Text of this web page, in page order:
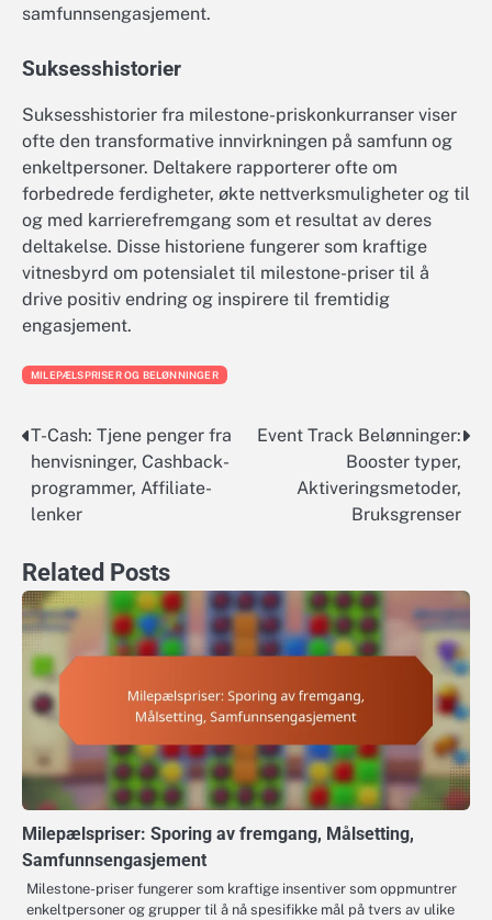
samfunnsengasjement.
Suksesshistorier
Suksesshistorier fra milestone-priskonkurranser viser
ofte den transformative innvirkningen på samfunn og
enkeltpersoner. Deltakere rapporterer ofte om
forbedrede ferdigheter, økte nettverksmuligheter og til
og med karrierefremgang som et resultat av deres
deltakelse. Disse historiene fungerer som kraftige
vitnesbyrd om potensialet til milestone-priser til å
drive positiv endring og inspirere til fremtidig
engasjement.
MILEPÆLSPRISER OG BELØNNINGER
Post
navigation
T-Cash: Tjene penger fra
henvisninger, Cashback-
programmer, Affiliate-
lenker
Event Track Belønninger:
Booster typer,
Aktiveringsmetoder,
Bruksgrenser
Related Posts
Milepælspriser: Sporing av fremgang, Målsetting,
Samfunnsengasjement
Milestone-priser fungerer som kraftige insentiver som oppmuntrer
enkeltpersoner og grupper til å nå spesifikke mål på tvers av ulike